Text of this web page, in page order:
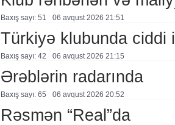
Baxış sayı: 51 06 avqust 2026 21:51
Türkiyə klubunda ciddi
Baxış sayı: 42 06 avqust 2026 21:15
Ərəblərin radarında
Baxış sayı: 65 06 avqust 2026 20:52
Rəsmən “Real”da